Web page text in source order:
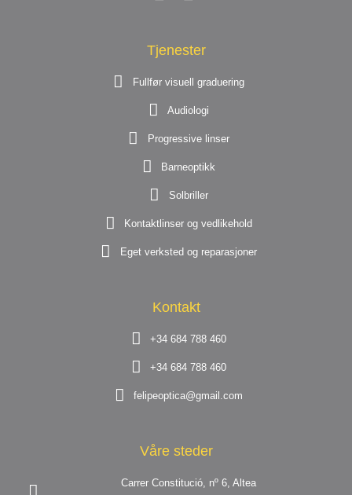
Tjenester
Fullfør visuell graduering
Audiologi
Progressive linser
Barneoptikk
Solbriller
Kontaktlinser og vedlikehold
Eget verksted og reparasjoner
Kontakt
+34 684 788 460
+34 684 788 460
felipeoptica@gmail.com
Våre steder
Carrer Constitució, nº 6, Altea